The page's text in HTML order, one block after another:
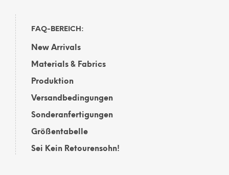
FAQ-BEREICH:
New Arrivals
Materials & Fabrics
Produktion
Versandbedingungen
Sonderanfertigungen
Größentabelle
Sei Kein Retourensohn!